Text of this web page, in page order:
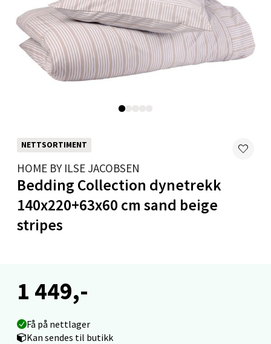
NETTSORTIMENT
HOME BY ILSE JACOBSEN
Bedding Collection dynetrekk
140x220+63x60 cm sand beige
stripes
1 449,-
Få på nettlager
Kan sendes til butikk
0 i butikk
Velg
Mo i Rana - Thon Senter Mo i Rana
Åpent i dag 09-19
0 i butikk
Langelandsvegen 25, 6010 Ålesund
Åpent i dag 10-20